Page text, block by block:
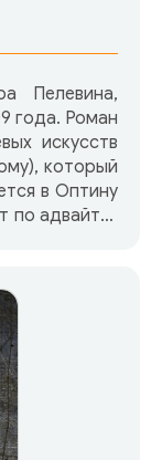
Пелевина,
года. Роман
искусств
который
в Оптину
и герой —
с помощью